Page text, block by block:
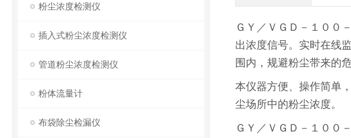
粉尘浓度检测仪
插入式粉尘浓度检测仪
管道粉尘浓度检测仪
粉体流量计
布袋除尘检漏仪
ＧＹ／ＶＧＤ－１００
出浓度信号。实时在线
围内，规避粉尘带来
本仪器方便、操作简单
尘场所中的粉尘浓度。
ＧＹ／ＶＧＤ－１００